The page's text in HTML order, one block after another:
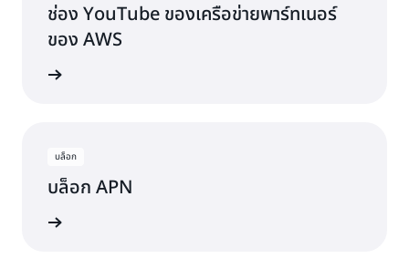
ช่อง YouTube ของเครือข่ายพาร์ทเนอร์
ของ AWS
บล็อก
บล็อก APN